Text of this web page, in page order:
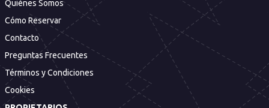
Quiénes Somos
Cómo Reservar
Contacto
Preguntas Frecuentes
Términos y Condiciones
Cookies